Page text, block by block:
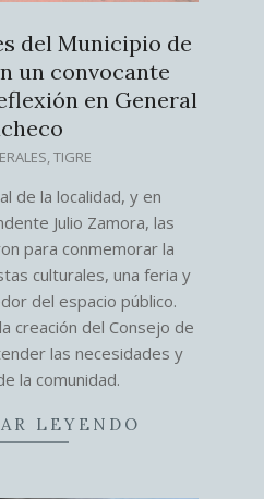
del Municipio de
un convocante
en General
,TIGRE
de la localidad, y en
Julio Zamora, las
para conmemorar la
culturales, una feria y
del espacio público.
creación del Consejo de
las necesidades y
la comunidad.
LEYENDO